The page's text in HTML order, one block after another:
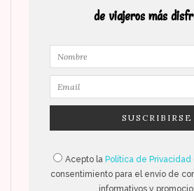
de viajeros más
Acepto la Política de Privacidad
consentimiento para el envío de
informativos y